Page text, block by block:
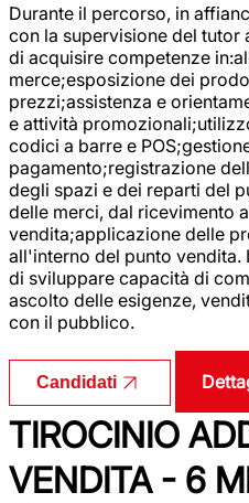
Durante il percorso, in
con la supervisione del
di acquisire competenze
merce;esposizione dei
prezzi;assistenza e
e attività
codici a barre e
pagamento;registrazione
degli spazi e dei reparti del
delle merci, dal ricevimento
vendita;applicazione delle
all'interno del punto
di sviluppare capacità di
ascolto delle esigenze,
con il pubblico.
Candidati
TIROCINIO
VENDITA - 6